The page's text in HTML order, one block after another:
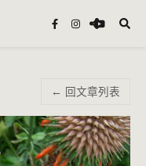
← 回文章列表